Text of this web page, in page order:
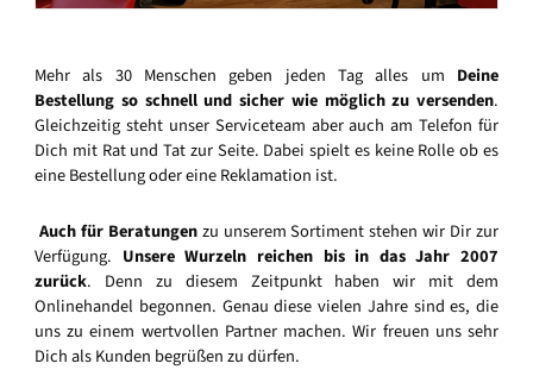
Mehr als 30 Menschen geben jeden Tag alles um Deine
Bestellung so schnell und sicher wie möglich zu versenden.
Gleichzeitig steht unser Serviceteam aber auch am Telefon für
Dich mit Rat und Tat zur Seite. Dabei spielt es keine Rolle ob es
eine Bestellung oder eine Reklamation ist.
Auch für Beratungenzu unserem Sortiment stehen wir Dir zur
Verfügung. Unsere Wurzeln reichen bis in das Jahr 2007
zurück. Denn zu diesem Zeitpunkt haben wir mit dem
Onlinehandel begonnen. Genau diese vielen Jahre sind es, die
uns zu einem wertvollen Partner machen. Wir freuen uns sehr
Dich als Kunden begrüßen zu dürfen.